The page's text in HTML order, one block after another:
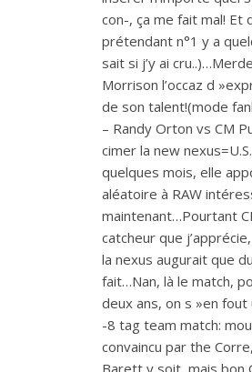
con-, ça me fait mal! Et
prétendant n°1 y a
sait si j’y ai
Morrison l’occaz d
de son talent!(mode
– Randy Orton vs CM
cimer la new
quelques mois, elle
aléatoire à RAW
maintenant…Pourtant
catcheur que
la nexus augurait que
fait…Nan, là le match,
deux ans, on s »en fout
-8 tag team match:
convaincu par the
Barett y soit, mais bon